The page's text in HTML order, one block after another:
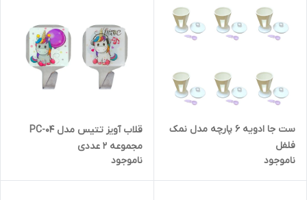
ست جا ادویه 6 پارچه مدل نمک
فلفل
ناموجود
قلاب آویز تتیس مدل PC-04
مجموعه 2 عددی
ناموجود